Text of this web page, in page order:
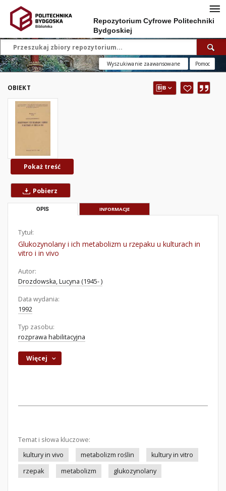
Repozytorium Cyfrowe Politechniki
Bydgoskiej
Wyszukiwanie zaawansowane Pomoc
OBIEKT
Pokaż treść
Pobierz
OPIS INFORMACJE
Tytuł:
Glukozynolany i ich metabolizm u rzepaku u kulturach in
vitro i in vivo
Autor:
Drozdowska, Lucyna (1945- )
Data wydania:
1992
Typ zasobu:
rozprawa habilitacyjna
Więcej
Temat i słowa kluczowe:
kultury in vivo
metabolizm roślin
kultury in vitro
rzepak
metabolizm glukozynolany